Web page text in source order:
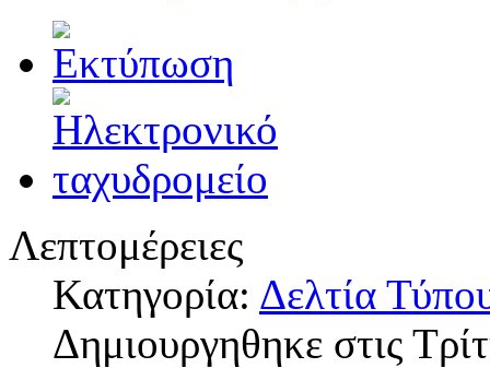
Λεπτομέρειες
Κατηγορία: Δελτία
Δημιουργηθηκε στις